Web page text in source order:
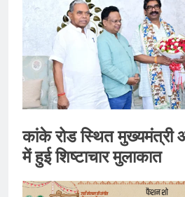
कांके रोड स्थित मुख्यमंत्री
में हुई शिष्टाचार मुलाकात